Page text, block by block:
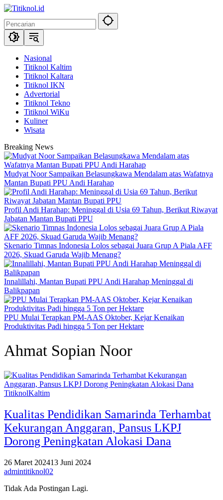
Langsung
konten
Nasional
Titiknol Kaltim
Titiknol Kaltara
Titiknol IKN
Advertorial
Titiknol Tekno
Titiknol WiKu
Kuliner
Wisata
Breaking News
Mudyat Noor Sampaikan Belasungkawa Mendalam atas Wafatnya
Mantan Bupati PPU Andi Harahap
Profil Andi Harahap: Meninggal di Usia 69 Tahun, Berikut Riwayat
Jabatan Mantan Bupati PPU
Skenario Timnas Indonesia Lolos sebagai Juara Grup A Piala AFF
2026, Skuad Garuda Wajib Menang?
Innalillahi, Mantan Bupati PPU Andi Harahap Meninggal di
Balikpapan
PPU Mulai Terapkan PM-AAS Oktober, Kejar Kenaikan
Produktivitas Padi hingga 5 Ton per Hektare
Ahmat Sopian Noor
TitiknolKaltim
Kualitas Pendidikan Samarinda Terhambat
Kekurangan Anggaran, Pansus LKPJ
Dorong Peningkatan Alokasi Dana
26 Maret 202413 Juni 2024
admintitiknol02
Tidak Ada Postingan Lagi.